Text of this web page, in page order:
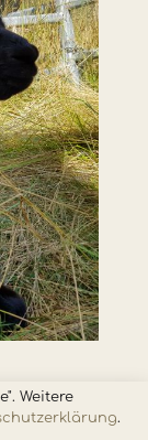
Weitere
.